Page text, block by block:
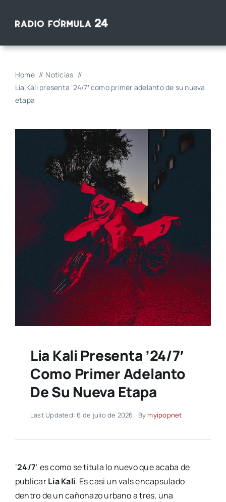
Home
Noticias
Lia Kali presenta ’24/7′ como primer adelanto de su nueva
etapa
Lia Kali Presenta ’24/7′
Como Primer Adelanto
De Su Nueva Etapa
Last Updated: 6 de julio de 2026 By myipopnet
‘24/7‘ es como se titula lo nuevo que acaba de
publicarLia Kali. Es casi un vals encapsulado
dentro de un cañonazo urbano a tres, una